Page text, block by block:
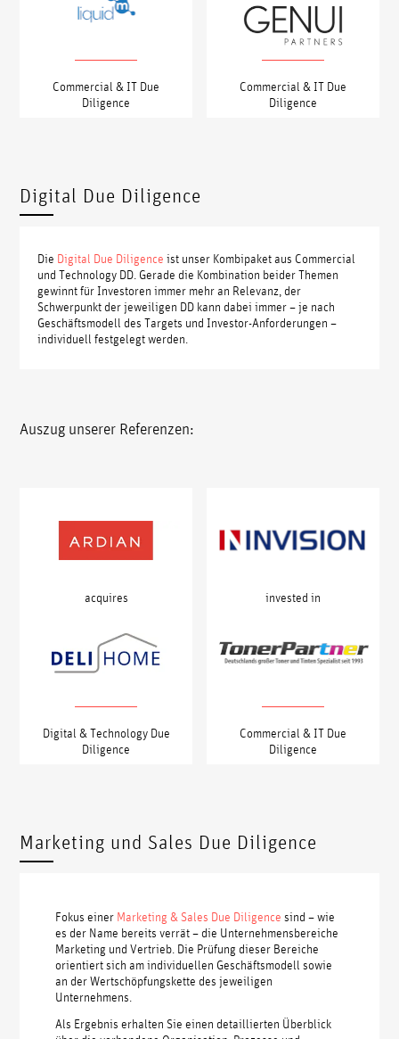
Commercial & IT Due
Diligence
Commercial & IT Due
Diligence
Digital Due Diligence
Die Digital Due Diligence ist unser Kombipaket aus Commercial
und Technology DD. Gerade die Kombination beider Themen
gewinnt für Investoren immer mehr an Relevanz, der
Schwerpunkt der jeweiligen DD kann dabei immer – je nach
Geschäftsmodell des Targets und Investor-Anforderungen –
individuell festgelegt werden.
Auszug unserer Referenzen:
acquires
Digital & Technology Due
Diligence
invested in
Commercial & IT Due
Diligence
Marketing und Sales Due Diligence
Fokus einer Marketing & Sales Due Diligence sind – wie
es der Name bereits verrät – die Unternehmensbereiche
Marketing und Vertrieb. Die Prüfung dieser Bereiche
orientiert sich am individuellen Geschäftsmodell sowie
an der Wertschöpfungskette des jeweiligen
Unternehmens.
Als Ergebnis erhalten Sie einen detaillierten Überblick